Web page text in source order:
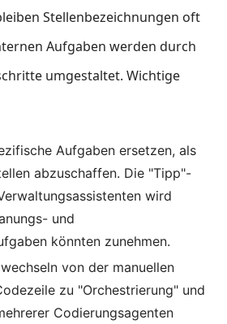
Stellenbezeichnungen oft
Aufgaben werden durch
umgestaltet. Wichtige
Aufgaben ersetzen, als
abzuschaffen. Die "Tipp"-
wird
und
könnten zunehmen.
von der manuellen
zu "Orchestrierung" und
Codierungsagenten